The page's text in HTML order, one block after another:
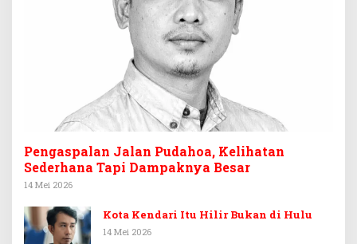
Pengaspalan Jalan Pudahoa, Kelihatan
Sederhana Tapi Dampaknya Besar
14 Mei 2026
Kota Kendari Itu Hilir Bukan di Hulu
14 Mei 2026